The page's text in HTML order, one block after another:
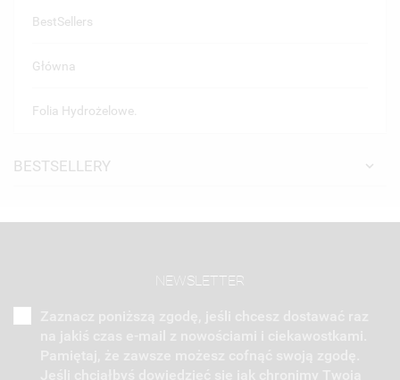
BestSellers
Główna
Folia Hydrożelowe.
BESTSELLERY
NEWSLETTER